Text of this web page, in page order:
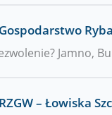
Jamno,
– Łowiska